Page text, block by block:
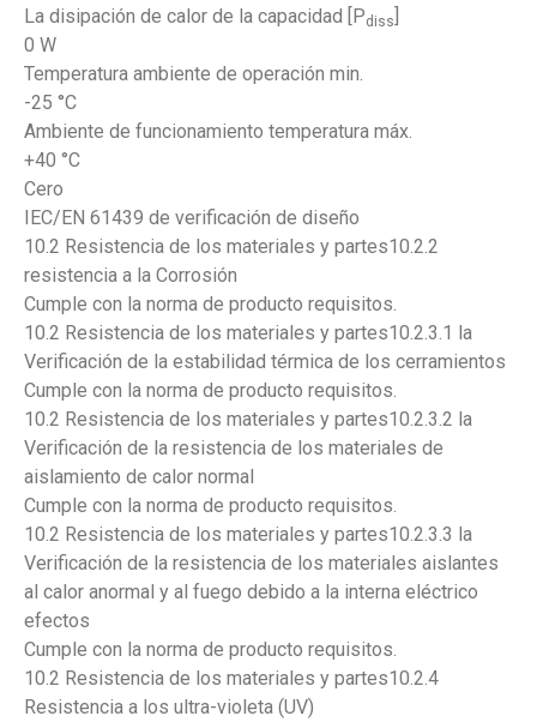
La disipación de calor de la capacidad [Pdiss
0 W
Temperatura ambiente de operación min.
-25 °C
Ambiente de funcionamiento temperatura máx.
+40 °C
Cero
IEC/EN 61439 de verificación de diseño
10.2 Resistencia de los materiales y partes10.2.2
resistencia a la Corrosión
Cumple con la norma de producto requisitos.
10.2 Resistencia de los materiales y partes10.2.3.1 la
Verificación de la estabilidad térmica de los cerramientos
Cumple con la norma de producto requisitos.
10.2 Resistencia de los materiales y partes10.2.3.2 la
Verificación de la resistencia de los materiales de
aislamiento de calor normal
Cumple con la norma de producto requisitos.
10.2 Resistencia de los materiales y partes10.2.3.3 la
Verificación de la resistencia de los materiales aislantes
al calor anormal y al fuego debido a la interna eléctrico
efectos
Cumple con la norma de producto requisitos.
10.2 Resistencia de los materiales y partes10.2.4
Resistencia a los ultra-violeta (UV)